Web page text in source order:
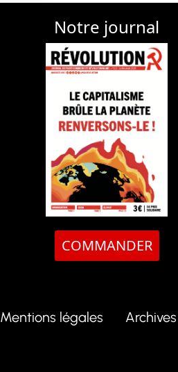
Notre journal
COMMANDER
Mentions légales Archives